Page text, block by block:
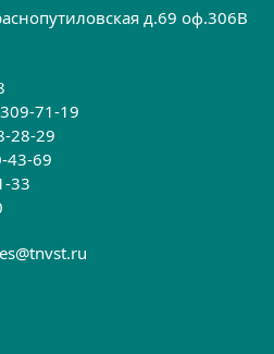
д.69 оф.306B
71-19
28-29
43-69
33